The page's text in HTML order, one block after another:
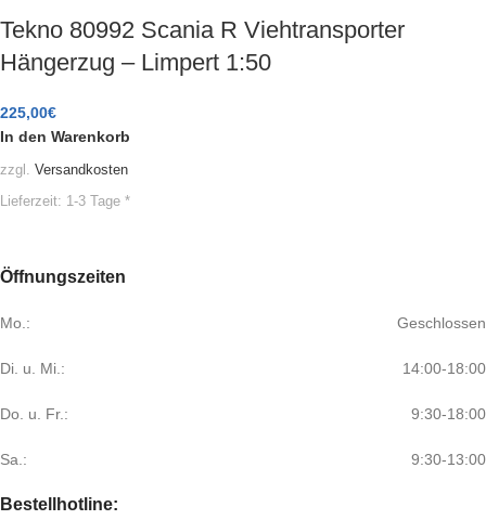
Tekno 80992 Scania R Viehtransporter
Hängerzug – Limpert 1:50
225,00€
In den Warenkorb
zzgl. Versandkosten
Lieferzeit: 1-3 Tage *
Öffnungszeiten
Mo.: Geschlossen
Di. u. Mi.: 14:00-18:00
Do. u. Fr.: 9:30-18:00
Sa.: 9:30-13:00
Bestellhotline: